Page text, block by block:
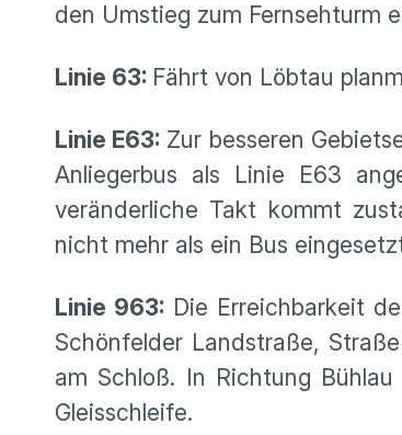
den Umstieg zum Fernsehturm
Linie 63: Fährt von Löbtau
Linie E63: Zur besseren
Anliegerbus als Linie E63
veränderliche Takt kommt
nicht mehr als ein Bus
Linie 963: Die Erreichbarkeit
Schönfelder Landstraße,
am Schloß. In Richtung
Gleisschleife.